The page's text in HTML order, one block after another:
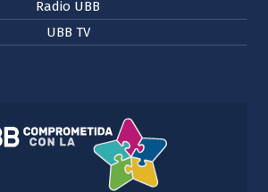
Radio UBB
UBB TV